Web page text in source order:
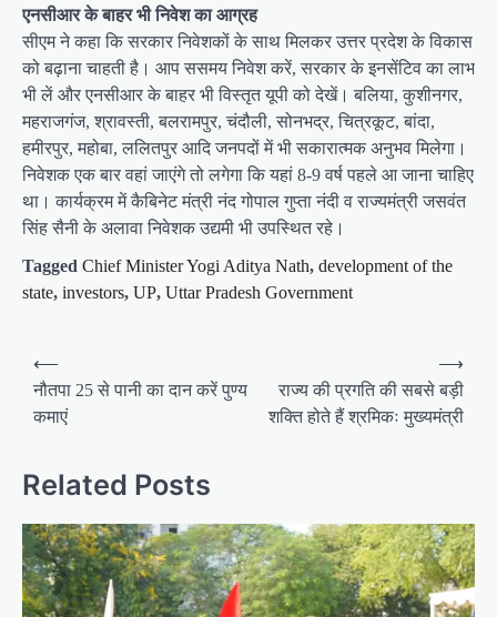
एनसीआर के बाहर भी निवेश का आग्रह
सीएम ने कहा कि सरकार निवेशकों के साथ मिलकर उत्तर प्रदेश के विकास
को बढ़ाना चाहती है। आप ससमय निवेश करें, सरकार के इनसेंटिव का लाभ
भी लें और एनसीआर के बाहर भी विस्तृत यूपी को देखें। बलिया, कुशीनगर,
महराजगंज, श्रावस्ती, बलरामपुर, चंदौली, सोनभद्र, चित्रकूट, बांदा,
हमीरपुर, महोबा, ललितपुर आदि जनपदों में भी सकारात्मक अनुभव मिलेगा।
निवेशक एक बार वहां जाएंगे तो लगेगा कि यहां 8-9 वर्ष पहले आ जाना चाहिए
था। कार्यक्रम में कैबिनेट मंत्री नंद गोपाल गुप्ता नंदी व राज्यमंत्री जसवंत
सिंह सैनी के अलावा निवेशक उद्यमी भी उपस्थित रहे।
Tagged Chief Minister Yogi Aditya Nath, development of the
state, investors, UP, Uttar Pradesh Government
o
n
a
v
i
⟵
नौतपा 25 से पानी का दान करें पुण्य
कमाएं
राज्य की प्रगति की सबसे बड़ी
शक्ति होते हैं श्रमिकः मुख्यमंत्री
⟶
Related Posts